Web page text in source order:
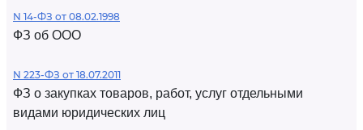
N 14-ФЗ от 08.02.1998
ФЗ об ООО
N 223-ФЗ от 18.07.2011
ФЗ о закупках товаров, работ, услуг отдельными
видами юридических лиц